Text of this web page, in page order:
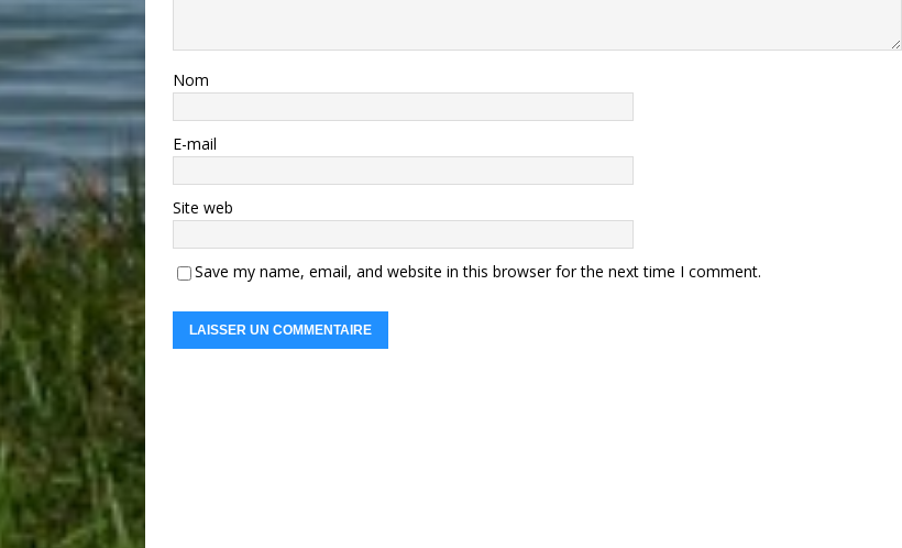
Nom
E-mail
Site web
Save my name, email, and website in this browser for the next time I comment.